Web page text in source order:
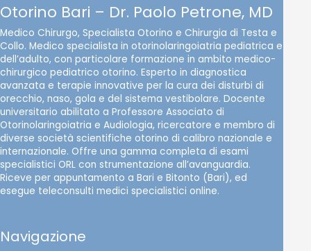
Otorino Bari – Dr. Paolo Petrone, MD
Medico Chirurgo, Specialista Otorino e Chirurgia di Testa e
Collo. Medico specialista in otorinolaringoiatria pediatrica e
dell’adulto, con particolare formazione in ambito medico-
chirurgico pediatrico otorino. Esperto in diagnostica
avanzata e terapie innovative per la cura dei disturbi di
orecchio, naso, gola e del sistema vestibolare. Docente
universitario abilitato a Professore Associato di
Otorinolaringoiatria e Audiologia, ricercatore e membro di
diverse società scientifiche otorino di calibro nazionale e
internazionale. Offre una gamma completa di esami
specialistici ORL con strumentazione all’avanguardia.
Riceve per appuntamento a Bari e Bitonto (Bari), ed
esegue teleconsulti medici specialistici online.
Navigazione